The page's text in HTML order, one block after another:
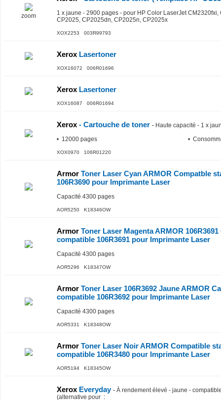
zoom
1 x jaune - 2900 pages - pour HP Color LaserJet
CP2025, CP2025dn, CP2025n, CP2025x
XOX2253 003R99793
Xerox Lasertoner
XOX16072 006R01696
Xerox Lasertoner
XOX16087 006R01694
Xerox - Cartouche de toner - Haute capacité - 1 x
• 12000 pages
•
XOX0970 106R01220
Armor Toner Laser Cyan ARMOR Compatble
106R3690 pour Imprimante Laser
Capacité 4300 pages
AOR5250 K18346OW
Armor Toner Laser Magenta ARMOR
compatible 106R3691 pour Imprimante Laser
Capacité 4300 pages
AOR5296 K18347OW
Armor Toner Laser 106R3692 Jaune ARMOR
compatible 106R3692 pour Imprimante Laser
Capacité 4300 pages
AOR5331 K18348OW
Armor Toner Laser Noir ARMOR Compatible
compatible 106R3480 pour Imprimante Laser
AOR5194 K18345OW
Xerox Everyday - À rendement élevé - jaune -
(alternative pour :